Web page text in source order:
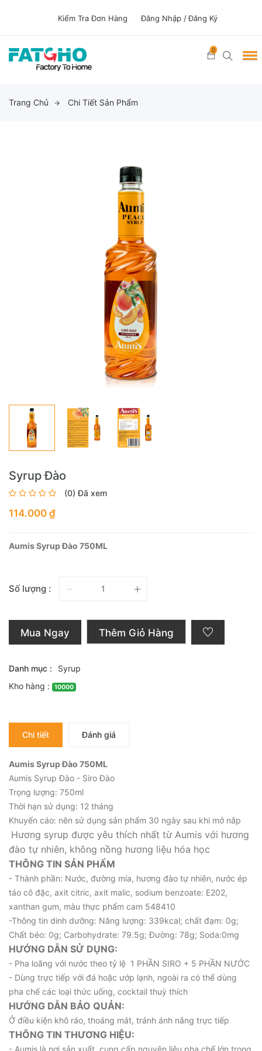
Kiểm Tra Đơn Hàng Đăng Nhập /Đăng Ký
0
Trang Chủ Chi Tiết Sản Phẩm
Syrup Đào
(0) Đã xem
114.000 ₫
Aumis Syrup Đào 750ML
Số lượng :
Mua Ngay Thêm Giỏ Hàng
Danh mục :
Syrup
Kho hàng :
10000
Chi tiết Đánh giá
Aumis Syrup Đào 750ML
Aumis Syrup Đào - Siro Đào
Trọng lượng: 750ml
Thời hạn sử dụng: 12 tháng
Khuyến cáo: nên sử dụng sản phẩm 30 ngày sau khi mở nắp
Hương syrup được yêu thích nhất từ Aumis với hương
đào tự nhiên, không nồng hương liệu hóa học
THÔNG TIN SẢN PHẨM
- Thành phần: Nước, đường mía, hương đào tự nhiên, nước ép
táo cô đặc, axit citric, axit malic, sodium benzoate: E202,
xanthan gum, màu thực phẩm cam 548410
-Thông tin dinh dưỡng: Năng lượng: 339kcal; chất đạm: 0g;
Chất béo: 0g; Carbohydrate: 79.5g; Đường: 78g; Soda:0mg
HƯỚNG DẪN SỬ DỤNG:
- Pha loãng với nước theo tỷ lệ 1 PHẦN SIRO + 5 PHẦN NƯỚC
- Dùng trực tiếp với đá hoặc ướp lạnh, ngoài ra có thể dùng
pha chế các loại thức uống, cocktail thuỳ thích
HƯỚNG DẪN BẢO QUẢN:
Ở điều kiện khô ráo, thoáng mát, tránh ánh nắng trực tiếp
THÔNG TIN THƯƠNG HIỆU:
- Aumis là nơi sản xuất, cung cấp nguyên liệu pha chế lớn trong